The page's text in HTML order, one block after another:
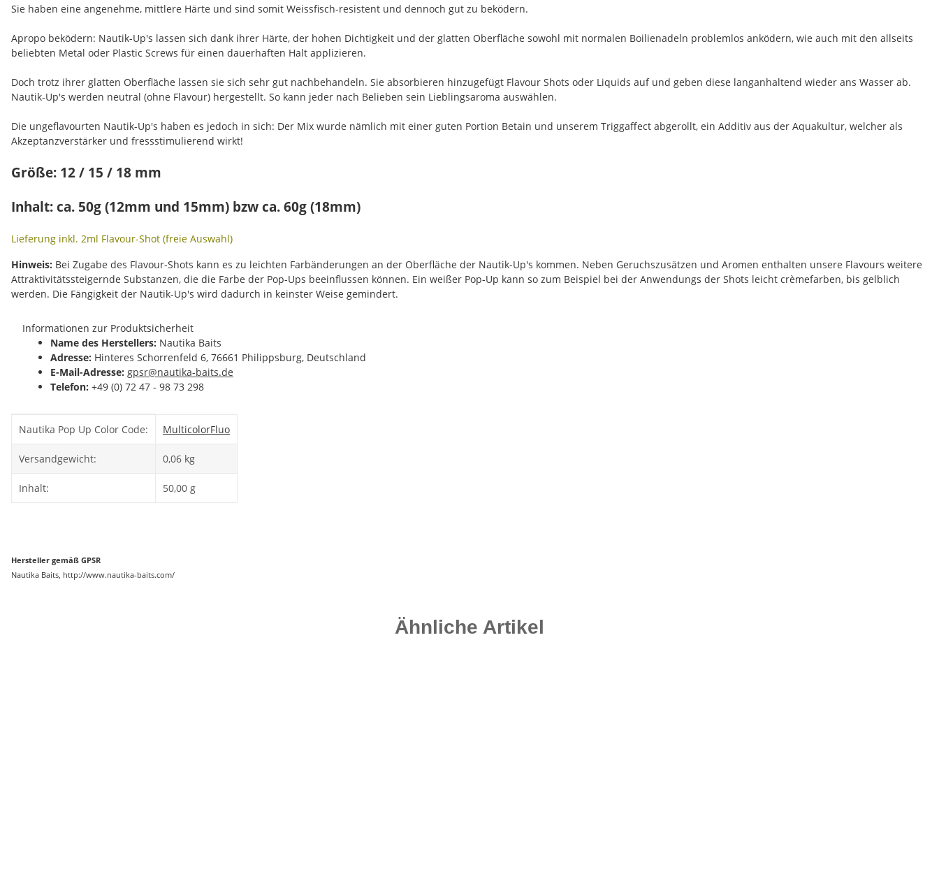
Sie haben eine angenehme, mittlere Härte und sind somit Weissfisch-resistent und dennoch gut zu beködern.
Apropo beködern: Nautik-Up's lassen sich dank ihrer Härte, der hohen Dichtigkeit und der glatten Oberfläche sowohl mit normalen Boilienadeln problemlos anködern, wie auch mit den allseits
beliebten Metal oder Plastic Screws für einen dauerhaften Halt applizieren.
Doch trotz ihrer glatten Oberfläche lassen sie sich sehr gut nachbehandeln. Sie absorbieren hinzugefügt Flavour Shots oder Liquids auf und geben diese langanhaltend wieder ans Wasser ab.
Nautik-Up's werden neutral (ohne Flavour) hergestellt. So kann jeder nach Belieben sein Lieblingsaroma auswählen.
Die ungeflavourten Nautik-Up's haben es jedoch in sich: Der Mix wurde nämlich mit einer guten Portion Betain und unserem Triggaffect abgerollt, ein Additiv aus der Aquakultur, welcher als
Akzeptanzverstärker und fressstimulierend wirkt!
Größe: 12 / 15 / 18 mm
Inhalt: ca. 50g (12mm und 15mm) bzw ca. 60g (18mm)
Lieferung inkl. 2ml Flavour-Shot (freie Auswahl)
Hinweis: Bei Zugabe des Flavour-Shots kann es zu leichten Farbänderungen an der Oberfläche der Nautik-Up's kommen. Neben Geruchszusätzen und Aromen enthalten unsere Flavours weitere
Attraktivitätssteigernde Substanzen, die die Farbe der Pop-Ups beeinflussen können. Ein weißer Pop-Up kann so zum Beispiel bei der Anwendungs der Shots leicht crèmefarben, bis gelblich
werden. Die Fängigkeit der Nautik-Up's wird dadurch in keinster Weise gemindert.
Informationen zur Produktsicherheit
Name des Herstellers: Nautika Baits
Adresse: Hinteres Schorrenfeld 6, 76661 Philippsburg, Deutschland
E-Mail-Adresse: gpsr@nautika-baits.de
Telefon: +49 (0) 72 47 - 98 73 298
Nautika Pop Up Color Code: MulticolorFluo
Versandgewicht: 0,06 kg
Inhalt: 50,00 g
Hersteller gemäß GPSR
Nautika Baits, http://www.nautika-baits.com/
Ähnliche Artikel